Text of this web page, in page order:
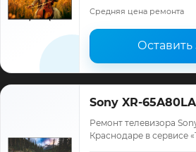
ремонта, запчасти и
месяцев.
Средняя цена ремонта
Оставить
Sony XR-
Ремонт телевизора
Краснодаре в сервисе